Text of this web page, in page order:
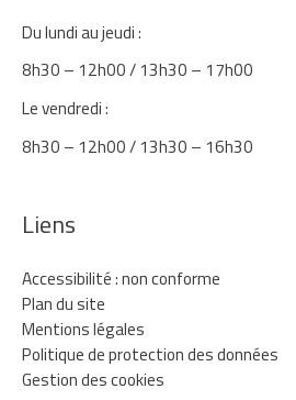
Du lundi au jeudi :
8h30 – 12h00 / 13h30 – 17h00
Le vendredi :
8h30 – 12h00 / 13h30 – 16h30
Liens
Accessibilité : non conforme
Plan du site
Mentions légales
Politique de protection des données
Gestion des cookies